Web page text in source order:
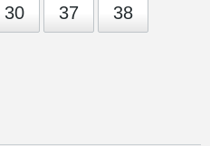
30 37 38